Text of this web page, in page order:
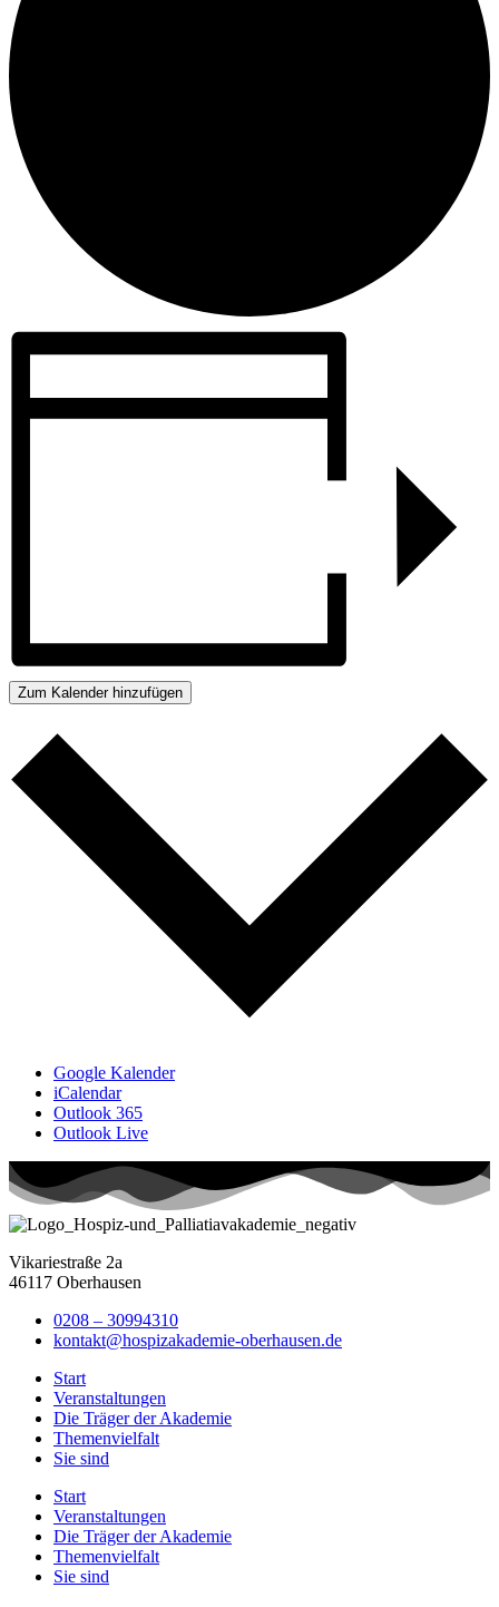
Zum Kalender hinzufügen
Google Kalender
iCalendar
Outlook 365
Outlook Live
Vikariestraße 2a
46117 Oberhausen
0208 – 30994310
kontakt@hospizakademie-oberhausen.de
Start
Veranstaltungen
Die Träger der Akademie
Themenvielfalt
Sie sind
Start
Veranstaltungen
Die Träger der Akademie
Themenvielfalt
Sie sind